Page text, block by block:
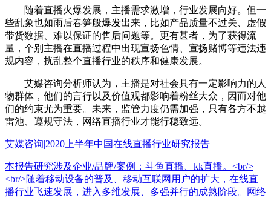
随着直播火爆发展，主播需求激增，行业发展向好。但一
些乱象也如雨后春笋般爆发出来，比如产品质量不过关、虚假
带货数据、难以保证的售后问题等。更有甚者，为了获得流
量，个别主播在直播过程中出现宣扬色情、宣扬赌博等违法违
规内容，扰乱整个直播行业的秩序和健康发展。
艾媒咨询分析师认为，主播是对社会具有一定影响力的人
物群体，他们的言行以及价值观都影响着粉丝大众，因而对他
们的约束尤为重要。未来，监管力度仍需加强，只有各方不越
雷池、遵规守法，网络直播行业才能行稳致远。
艾媒咨询|2020上半年中国在线直播行业研究报告
本报告研究涉及企业/品牌/案例：斗鱼直播、kk直播。<br/>
<br/>随着移动设备的普及、移动互联网用户的扩大，在线直
播行业飞速发展，进入多维发展、多强并行的成熟阶段。网络